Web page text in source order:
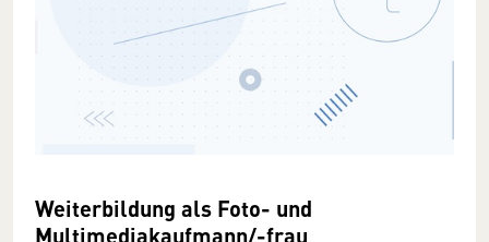
Weiterbildung als Foto- und
Multimediakaufmann/-frau